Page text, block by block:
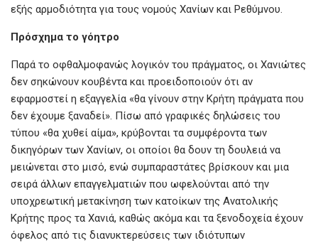
εξής αρμοδιότητα για τους νομούς Χανίων και Ρεθύμνου.
Πρόσχημα το γόητρο
Παρά το οφθαλμοφανώς λογικόν του πράγματος, οι Χανιώτες
δεν σηκώνουν κουβέντα και προειδοποιούν ότι αν
εφαρμοστεί η εξαγγελία «θα γίνουν στην Κρήτη πράγματα που
δεν έχουμε ξαναδεί». Πίσω από γραφικές δηλώσεις του
τύπου «θα χυθεί αίμα», κρύβονται τα συμφέροντα των
δικηγόρων των Χανίων, οι οποίοι θα δουν τη δουλειά να
μειώνεται στο μισό, ενώ συμπαραστάτες βρίσκουν και μια
σειρά άλλων επαγγελματιών που ωφελούνται από την
υποχρεωτική μετακίνηση των κατοίκων της Ανατολικής
Κρήτης προς τα Χανιά, καθώς ακόμα και τα ξενοδοχεία έχουν
όφελος από τις διανυκτερεύσεις των ιδιότυπων